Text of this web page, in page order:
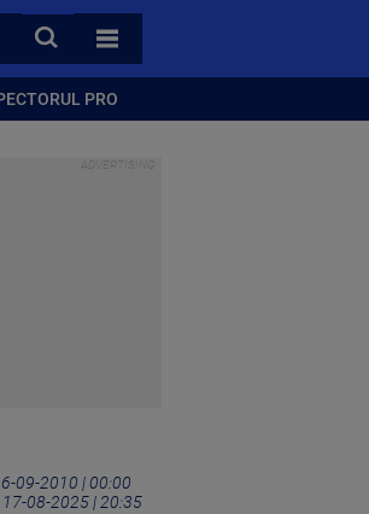
CAUTA
TOATE CATEGORIILE
PRO
09-2010 | 00:00
17-08-2025 | 20:35